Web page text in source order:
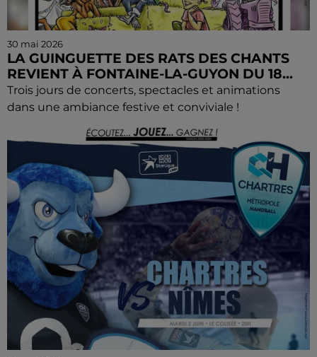
30 mai 2026
LA GUINGUETTE DES RATS DES CHANTS
REVIENT À FONTAINE-LA-GUYON DU 18...
Trois jours de concerts, spectacles et animations
dans une ambiance festive et conviviale !